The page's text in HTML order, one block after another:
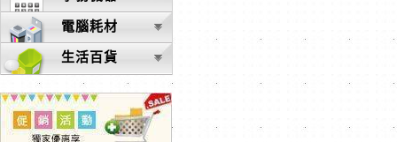
電腦耗材
生活百貨